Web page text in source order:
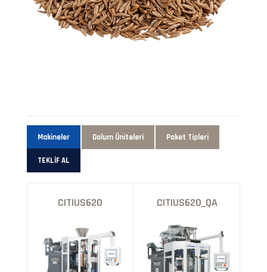
Makineler Dolum Üniteleri Paket Tipleri
TEKLİF AL
CITIUS620 CITIUS620_QA